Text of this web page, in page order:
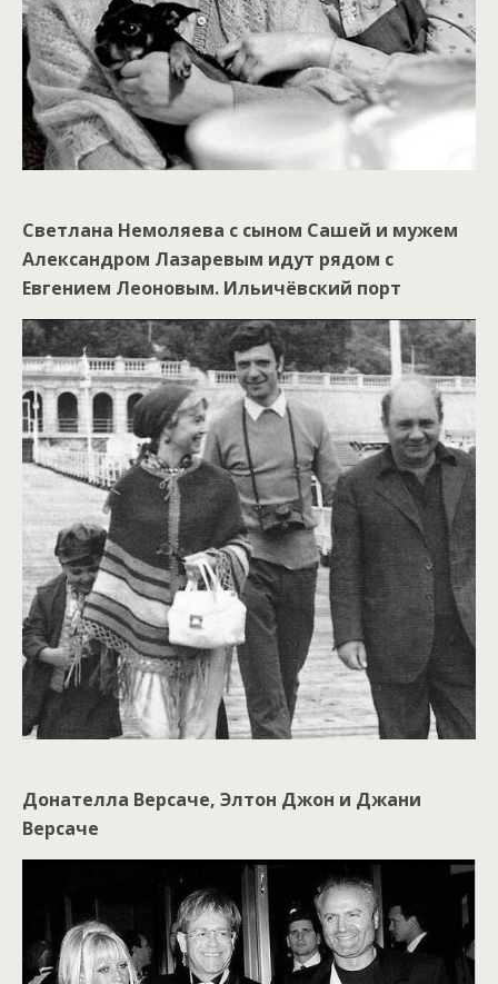
Светлана Немоляева с сыном Сашей и мужем
Александром Лазаревым идут рядом с
Евгением Леоновым. Ильичёвский порт
Донателла Версаче, Элтон Джон и Джани
Версаче